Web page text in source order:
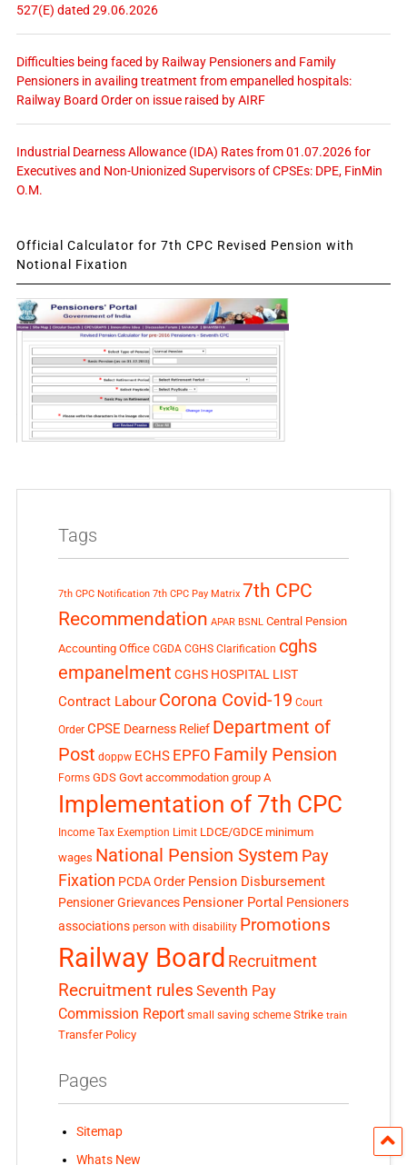
527(E) dated 29.06.2026
Difficulties being faced by Railway Pensioners and Family
Pensioners in availing treatment from empanelled hospitals:
Railway Board Order on issue raised by AIRF
Industrial Dearness Allowance (IDA) Rates from 01.07.2026 for
Executives and Non-Unionized Supervisors of CPSEs: DPE, FinMin
O.M.
Official Calculator for 7th CPC Revised Pension with
Notional Fixation
Tags
7th CPC Notification 7th CPC Pay Matrix 7th CPC
Recommendation APAR BSNL Central Pension
Accounting Office CGDA CGHS Clarification cghs
empanelment CGHS HOSPITAL LIST
Contract Labour Corona Covid-19 Court
Order CPSE Dearness Relief Department of
Post doppw ECHS EPFO Family Pension
Forms GDS Govt accommodation group A
Implementation of 7th CPC
Income Tax Exemption Limit LDCE/GDCE minimum
wages National Pension System Pay
Fixation PCDA Order Pension Disbursement
Pensioner Grievances Pensioner Portal Pensioners
associations person with disability Promotions
Railway Board Recruitment
Recruitment rules Seventh Pay
Commission Report small saving scheme Strike train
Transfer Policy
Pages
Sitemap
Whats New